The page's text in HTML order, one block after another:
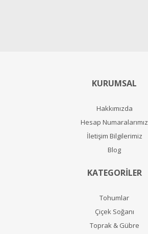
KURUMSAL
Hakkımızda
Hesap Numaralarımız
İletişim Bilgilerimiz
Blog
KATEGORİLER
Tohumlar
Çiçek Soğanı
Toprak & Gübre